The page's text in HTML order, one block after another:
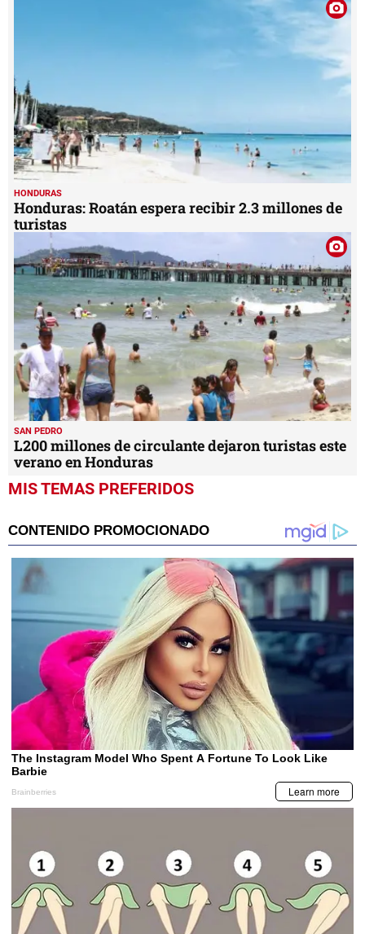
HONDURAS
Honduras: Roatán espera recibir 2.3 millones de
turistas
SAN PEDRO
L200 millones de circulante dejaron turistas este
verano en Honduras
MIS TEMAS PREFERIDOS